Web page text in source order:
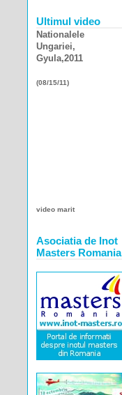
Ultimul video
Nationalele
Ungariei,
Gyula,2011
(08/15/11)
video marit
Asociatia de Inot
Masters Romania